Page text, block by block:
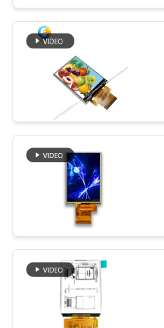
ЗАПРОСИТЕ
ЦИТАТУ
КАРТА
САЙТА
PRIVACY
POLICY